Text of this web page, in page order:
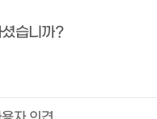
습니까?